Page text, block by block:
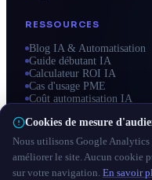
RESSOURCES
Blog IA & Automatisation
Guide débutant IA
Calculateur ROI IA
Cas d'usage PME
Coût automatisation IA
© 2026 automatisation-
Cookies de mesure
Nous utilisons Google Analytics
améliorer le site. Aucun cookie
sur votre navigation. En savoir